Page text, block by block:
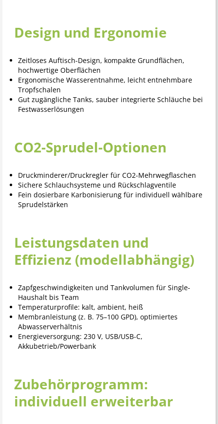
Design und Ergonomie
Zeitloses Auftisch-Design, kompakte Grundflächen,
hochwertige Oberflächen
Ergonomische Wasserentnahme, leicht entnehmbare
Tropfschalen
Gut zugängliche Tanks, sauber integrierte Schläuche bei
Festwasserlösungen
CO2-Sprudel-Optionen
Druckminderer/Druckregler für CO2-Mehrwegflaschen
Sichere Schlauchsysteme und Rückschlagventile
Fein dosierbare Karbonisierung für individuell wählbare
Sprudelstärken
Leistungsdaten und
Effizienz (modellabhängig)
Zapfgeschwindigkeiten und Tankvolumen für Single-
Haushalt bis Team
Temperaturprofile: kalt, ambient, heiß
Membranleistung (z. B. 75–100 GPD), optimiertes
Abwasserverhältnis
Energieversorgung: 230 V, USB/USB-C,
Akkubetrieb/Powerbank
Zubehörprogramm:
individuell erweiterbar